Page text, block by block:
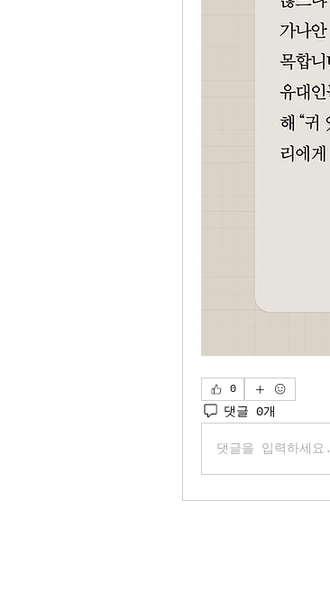
0
댓글 0개
댓글을 입력하세요.